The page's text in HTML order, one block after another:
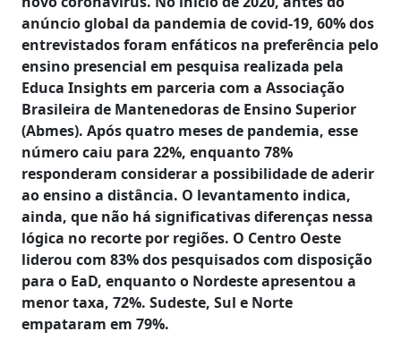
anúncio global da pandemia de covid-19, 60% dos
entrevistados foram enfáticos na preferência pelo
ensino presencial em pesquisa realizada pela
Educa Insights em parceria com a Associação
Brasileira de Mantenedoras de Ensino Superior
(Abmes). Após quatro meses de pandemia, esse
número caiu para 22%, enquanto 78%
responderam considerar a possibilidade de aderir
ao ensino a distância. O levantamento indica,
ainda, que não há significativas diferenças nessa
lógica no recorte por regiões. O Centro Oeste
liderou com 83% dos pesquisados com disposição
para o EaD, enquanto o Nordeste apresentou a
menor taxa, 72%. Sudeste, Sul e Norte
empataram em 79%.